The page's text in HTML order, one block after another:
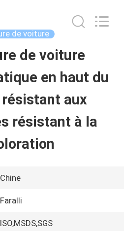
de voiture
de voiture
en haut du
aux
résistant à la
Chine
Faralli
ISO,MSDS,SGS